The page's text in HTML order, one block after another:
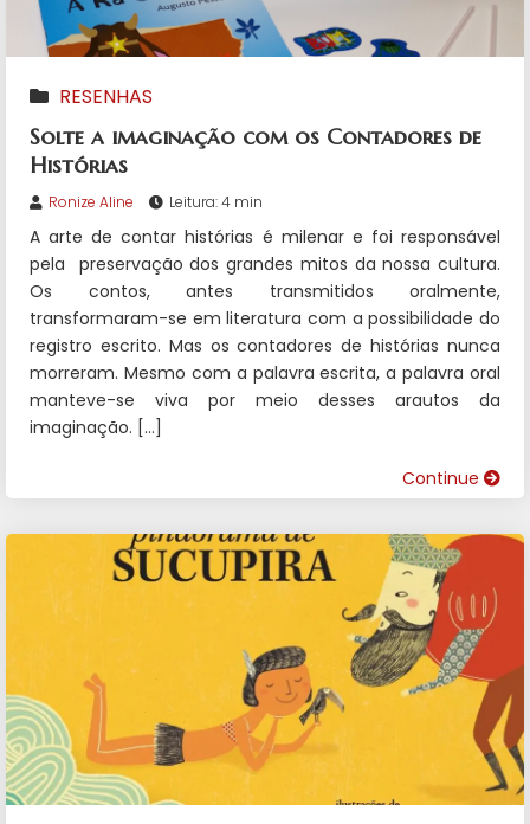
RESENHAS
Solte a imaginação com os Contadores de
Histórias
Ronize Aline Leitura: 4 min
A arte de contar histórias é milenar e foi responsável
pela preservação dos grandes mitos da nossa cultura.
Os contos, antes transmitidos oralmente,
transformaram-se em literatura com a possibilidade do
registro escrito. Mas os contadores de histórias nunca
morreram. Mesmo com a palavra escrita, a palavra oral
manteve-se viva por meio desses arautos da
imaginação. […]
Continue